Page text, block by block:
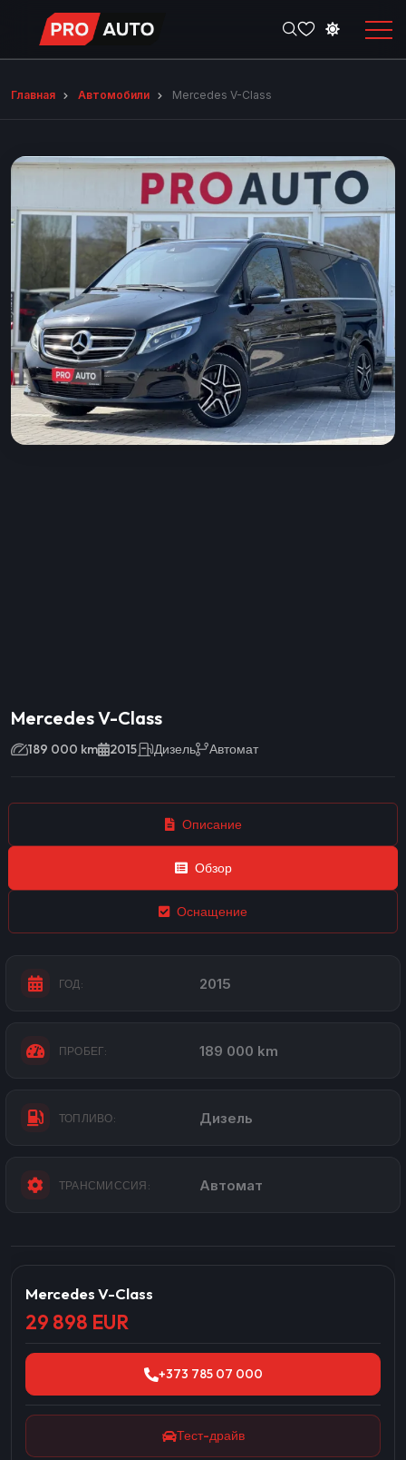
Главная Автомобили Mercedes V-Class
Mercedes V-Class
189 000 km 2015 Дизель Автомат
Описание
Обзор
Оснащение
ГОД: 2015
ПРОБЕГ: 189 000 km
ТОПЛИВО: Дизель
ТРАНСМИССИЯ: Автомат
Mercedes V-Class
29 898 EUR
+373 785 07 000
Тест-драйв